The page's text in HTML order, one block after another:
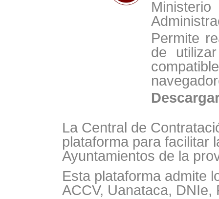
Permite
de
La Central de
plataforma para facilitar
Ayuntamientos de la
Esta plataforma admite
ACCV, Uanataca,